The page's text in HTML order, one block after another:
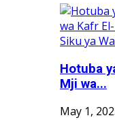
Hotuba
Mji wa...
May 1,